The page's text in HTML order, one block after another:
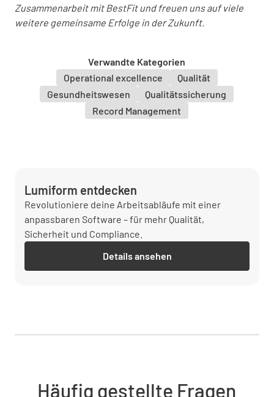
Zusammenarbeit mit BestFit und freuen uns auf viele
weitere gemeinsame Erfolge in der Zukunft.
Verwandte Kategorien
Operational excellence
Qualität
Gesundheitswesen
Qualitätssicherung
Record Management
Lumiform entdecken
Revolutioniere deine Arbeitsabläufe mit einer
anpassbaren Software – für mehr Qualität,
Sicherheit und Compliance.
Details ansehen
Häufig gestellte Fragen